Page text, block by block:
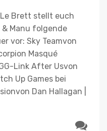
Brett stellt euch
& Manu folgende
vor: Sky Teamvon
Masqué
Link After Usvon
Up Games bei
Dan Hallagan |